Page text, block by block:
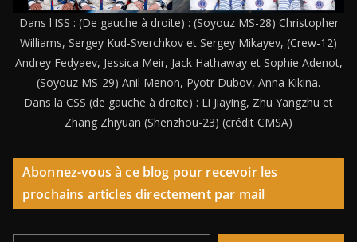
Dans l'ISS : (De gauche à droite) : (Soyouz MS-28) Christopher
Williams, Sergey Kud-Sverchkov et Sergey Mikayev, (Crew-12)
Andrey Fedyaev, Jessica Meir, Jack Hathaway et Sophie Adenot,
(Soyouz MS-29) Anil Menon, Pyotr Dubov, Anna Kikina.
Dans la CSS (de gauche à droite) : Li Jiaying, Zhu Yangzhu et
Zhang Zhiyuan (Shenzhou-23) (crédit CMSA)
Abonnez-vous à ce blog pour recevoir les
prochains articles directement par mail
Saisissez votre adresse e-mail…